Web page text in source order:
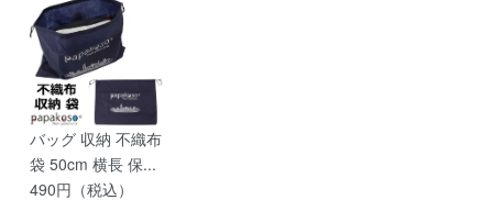
バッグ 収納 不織布
袋 50cm 横長 保...
490円（税込）